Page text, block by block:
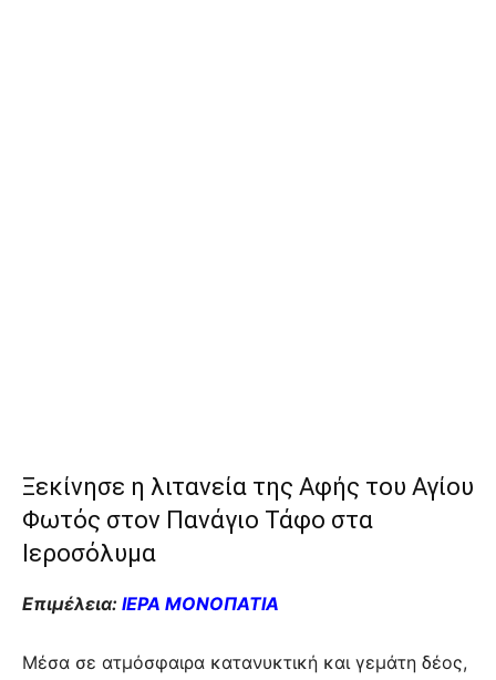
Ξεκίνησε η λιτανεία της Αφής του Αγίου
Φωτός στον Πανάγιο Τάφο στα
Ιεροσόλυμα
Επιμέλεια: ΙΕΡΑ ΜΟΝΟΠΑΤΙΑ
Μέσα σε ατμόσφαιρα κατανυκτική και γεμάτη δέος,